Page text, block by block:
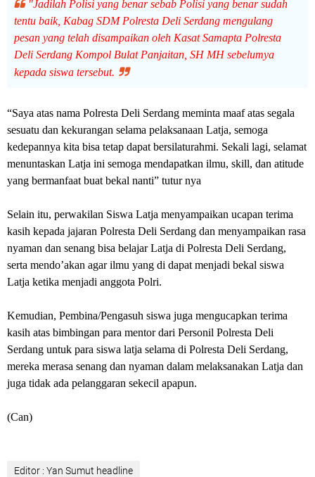
"Jadilah Polisi yang benar sebab Polisi yang benar sudah
tentu baik, Kabag SDM Polresta Deli Serdang mengulang
pesan yang telah disampaikan oleh Kasat Samapta Polresta
Deli Serdang Kompol Bulat Panjaitan, SH MH sebelumya
kepada siswa tersebut.
“Saya atas nama Polresta Deli Serdang meminta maaf atas segala
sesuatu dan kekurangan selama pelaksanaan Latja, semoga
kedepannya kita bisa tetap dapat bersilaturahmi. Sekali lagi, selamat
menuntaskan Latja ini semoga mendapatkan ilmu, skill, dan atitude
yang bermanfaat buat bekal nanti” tutur nya
Selain itu, perwakilan Siswa Latja menyampaikan ucapan terima
kasih kepada jajaran Polresta Deli Serdang dan menyampaikan rasa
nyaman dan senang bisa belajar Latja di Polresta Deli Serdang,
serta mendo’akan agar ilmu yang di dapat menjadi bekal siswa
Latja ketika menjadi anggota Polri.
Kemudian, Pembina/Pengasuh siswa juga mengucapkan terima
kasih atas bimbingan para mentor dari Personil Polresta Deli
Serdang untuk para siswa latja selama di Polresta Deli Serdang,
mereka merasa senang dan nyaman dalam melaksanakan Latja dan
juga tidak ada pelanggaran sekecil apapun.
(Can)
Editor : Yan Sumut headline